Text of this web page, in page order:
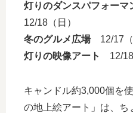
灯りのダンスパフォーマ
12/18（日）
冬のグルメ広場12/17（
灯りの映像アート
12/18
キャンドル約3,000個を
の地上絵アート」は、ち